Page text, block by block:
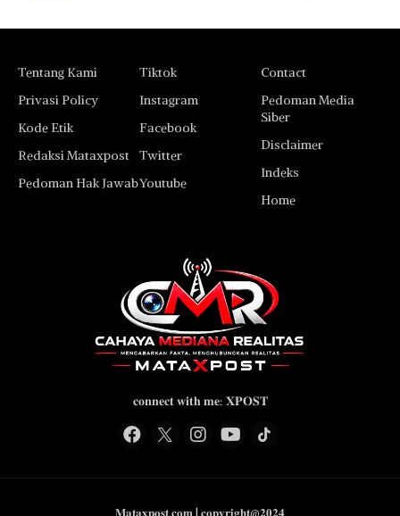
Tentang Kami
Privasi Policy
Kode Etik
Redaksi Mataxpost
Pedoman Hak Jawab
Tiktok
Instagram
Facebook
Twitter
Youtube
Contact
Pedoman Media
Siber
Disclaimer
Indeks
Home
𝐜𝐨𝐧𝐧𝐞𝐜𝐭 𝐰𝐢𝐭𝐡 𝐦𝐞: 𝐗𝐏𝐎𝐒𝐓